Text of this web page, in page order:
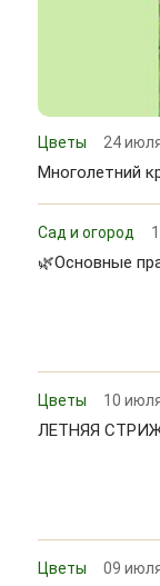
Цветы 24
Многолетний
Сад и огород
🌿Основные
Цветы 10
ЛЕТНЯЯ
Цветы 09